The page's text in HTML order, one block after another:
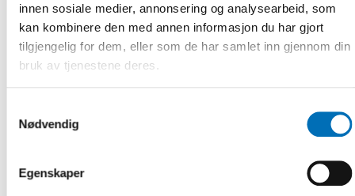
innen sosiale medier, annonsering og analysearbeid, som
kan kombinere den med annen informasjon du har gjort
tilgjengelig for dem, eller som de har samlet inn gjennom din
bruk av tjenestene deres.
Nødvendig
Egenskaper
Hjördís Rut Sigurjónsdóttir och Sandra Oliveira e Costa,
Nordregio
13.30 Paneldiskussion – Vad tycker de boende själva?
Stämmer bilden i rapporten? Vad kan civilsamhället göra
Helena Hede och Fardosa Omar, Folkets Hus Rinkeby,
Mariama Dafae, Drammen sanitetsforening, Norge